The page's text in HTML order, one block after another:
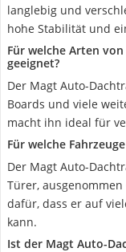
langlebig und
hohe Stabilität und
Für welche Arten
geeignet?
Der Magt Auto-
Boards und viele
macht ihn ideal für
Für welche
Der Magt Auto-
Türer,
dafür, dass er auf
kann.
Ist der Magt Auto-